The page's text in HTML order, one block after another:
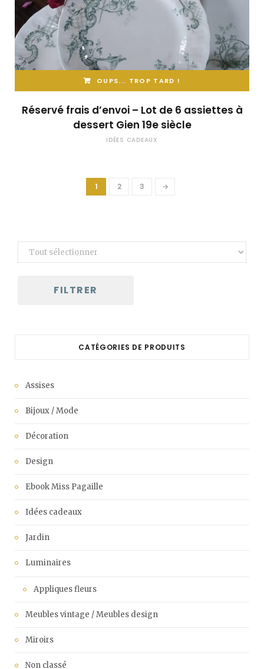
OUPS... TROP TARD !
Réservé frais d’envoi – Lot de 6 assiettes à
dessert Gien 19e siècle
IDÉES CADEAUX
1 2 3 →
FILTRER
CATÉGORIES DE PRODUITS
Assises
Bijoux / Mode
Décoration
Design
Ebook Miss Pagaille
Idées cadeaux
Jardin
Luminaires
Appliques fleurs
Meubles vintage / Meubles design
Miroirs
Non classé